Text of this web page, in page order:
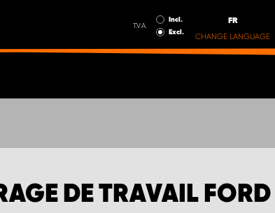
T.V.A.
Incl.
Excl.
FR
CHANGE LANGUAGE
DE TRAVAIL